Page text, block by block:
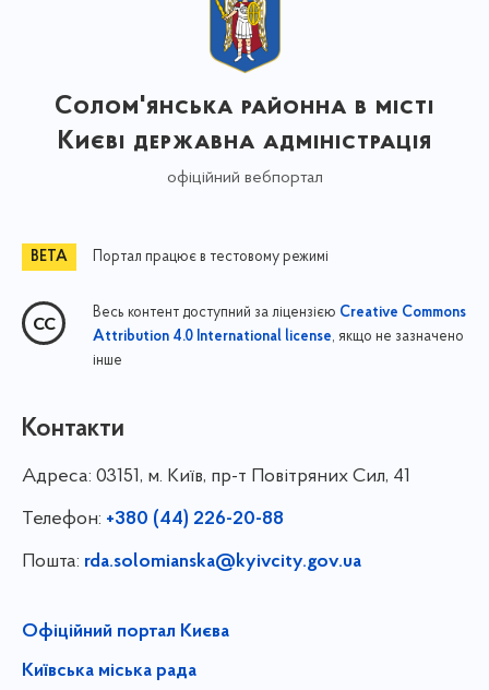
Солом'янська районна в місті
Києві державна адміністрація
офіційний вебпортал
Портал працює в тестовому режимі
Весь контент доступний за ліцензією Creative Commons
Attribution 4.0 International license, якщо не зазначено
інше
Контакти
Адреса: 03151, м. Київ, пр-т Повітряних Сил, 41
Телефон: +380 (44) 226-20-88
Пошта: rda.solomianska@kyivcity.gov.ua
Офіційний портал Києва
Київська міська рада